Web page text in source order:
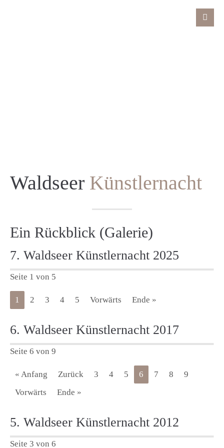
Waldseer Künstlernacht
Ein Rückblick (Galerie)
7. Waldseer Künstlernacht 2025
Seite 1 von 5
1 2 3 4 5 Vorwärts Ende »
6. Waldseer Künstlernacht 2017
Seite 6 von 9
« Anfang Zurück 3 4 5 6 7 8
9
Vorwärts
Ende »
5. Waldseer Künstlernacht 2012
Seite 3 von 6